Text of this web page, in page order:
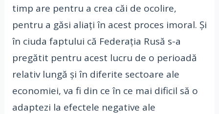
timp are pentru a crea căi de ocolire,
pentru a găsi aliați în acest proces imoral. Și
în ciuda faptului că Federația Rusă s-a
pregătit pentru acest lucru de o perioadă
relativ lungă și în diferite sectoare ale
economiei, va fi din ce în ce mai dificil să o
adaptezi la efectele negative ale